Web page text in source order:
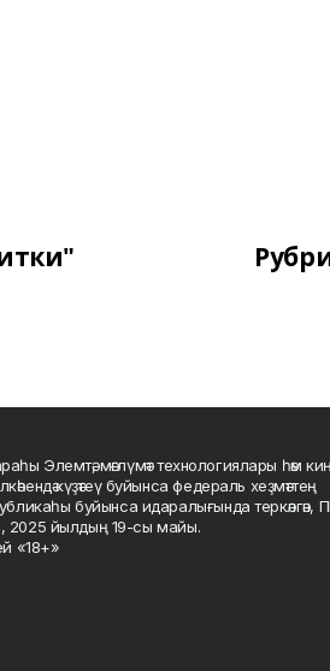
Элемтә, мәғлүмәт технологиялары һәм киң
күҙәтеү буйынса федераль хеҙмәттең
буйынса идаралығында теркәлгән,
2025 йылдың 19-сы майы.
«18+»